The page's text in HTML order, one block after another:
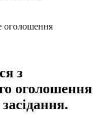
з
оголошення